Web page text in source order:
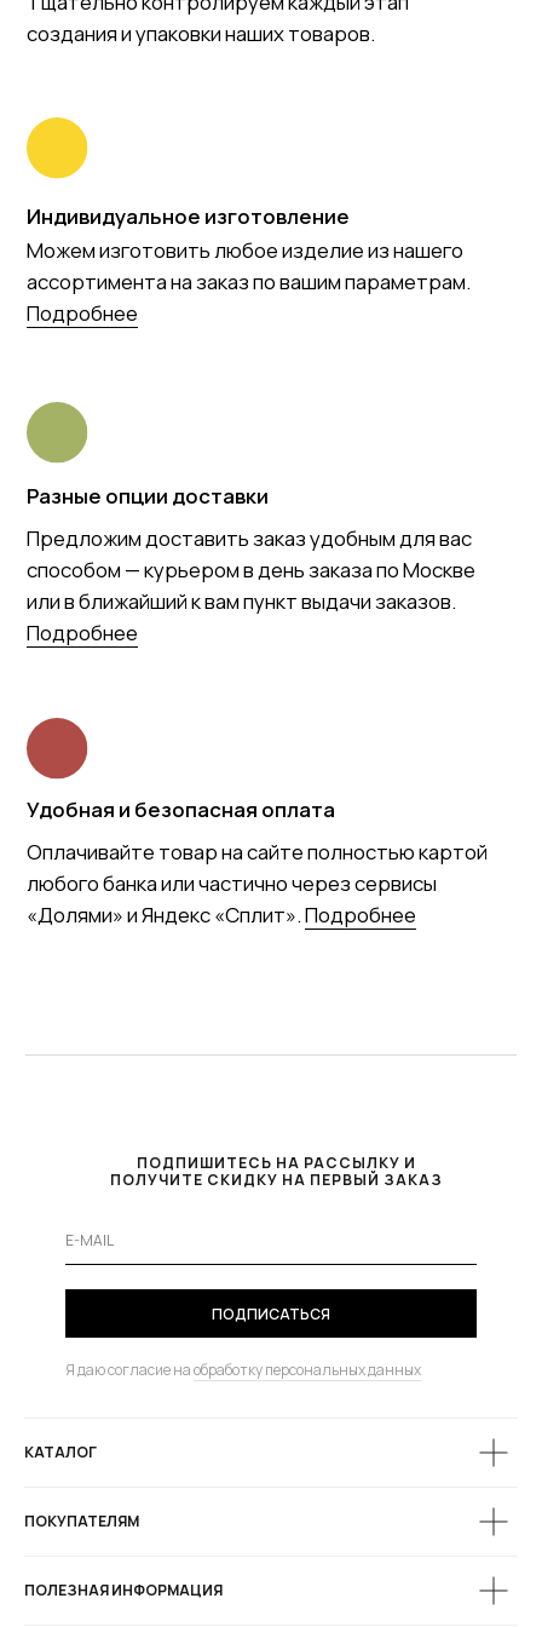
ПОДПИШИТЕСЬ НА РАССЫЛКУ И
ПОЛУЧИТЕ СКИДКУ НА ПЕРВЫЙ ЗАКАЗ
ПОДПИСАТЬСЯ
Я даю согласие наобработку персональных данных
КАТАЛОГ
ПОКУПАТЕЛЯМ
ПОЛЕЗНАЯ ИНФОРМАЦИЯ